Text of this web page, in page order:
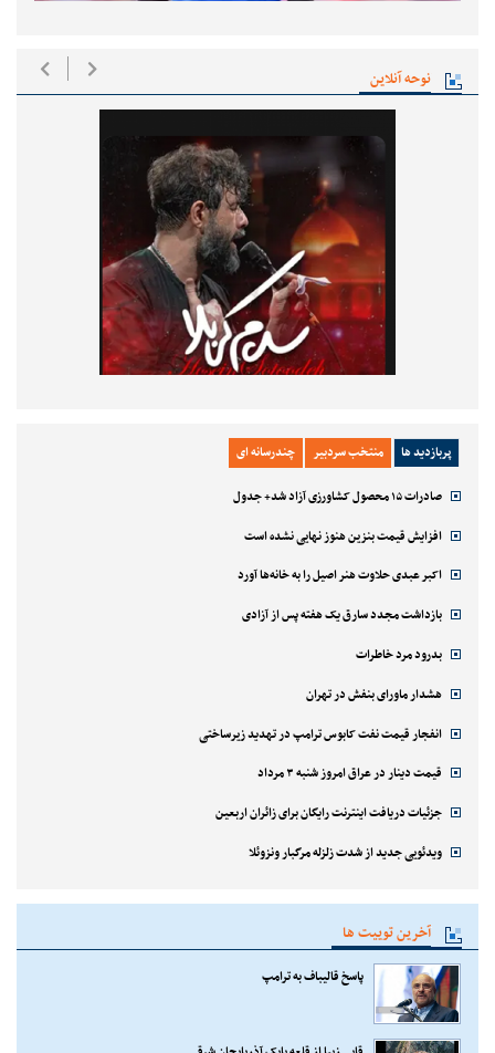
نوحه آنلاین
پربازدید ها منتخب سردبیر چندرسانه ای
صادرات ۱۵ محصول کشاورزی آزاد شد+ جدول
افزایش قیمت بنزین هنوز نهایی نشده است
اکبر عبدی حلاوت هنر اصیل را به خانه‌ها آورد
بازداشت مجدد سارق یک هفته پس از آزادی
بدرود مرد خاطرات
هشدار ماورای بنفش در تهران
انفجار قیمت نفت کابوس ترامپ در تهدید زیرساختی
قیمت دینار در عراق امروز شنبه ۳ مرداد
جزئیات دریافت اینترنت رایگان برای زائران اربعین
ویدئویی جدید از شدت زلزله مرگبار ونزوئلا
آخرین توییت ها
پاسخ قالیباف به ترامپ